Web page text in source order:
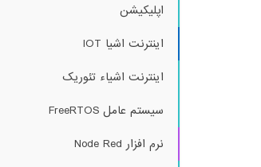
اپلیکیشن
اینترنت اشیا IOT
اینترنت اشیاء تئوریک
سیستم عامل FreeRTOS
نرم افزار Node Red